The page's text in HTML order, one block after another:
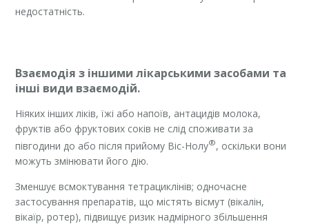
недостатність.
Взаємодія з іншими лікарськими засобами та
інші види взаємодій.
Ніяких інших ліків, їжі або напоїв, антацидів молока,
фруктів або фруктових соків не слід споживати за
півгодини до або після прийому Віс-Нолу®, оскільки вони
можуть змінювати його дію.
Зменшує всмоктування тетрациклінів; одночасне
застосування препаратів, що містять вісмут (вікалін,
вікаїр, ротер), підвищує ризик надмірного збільшення